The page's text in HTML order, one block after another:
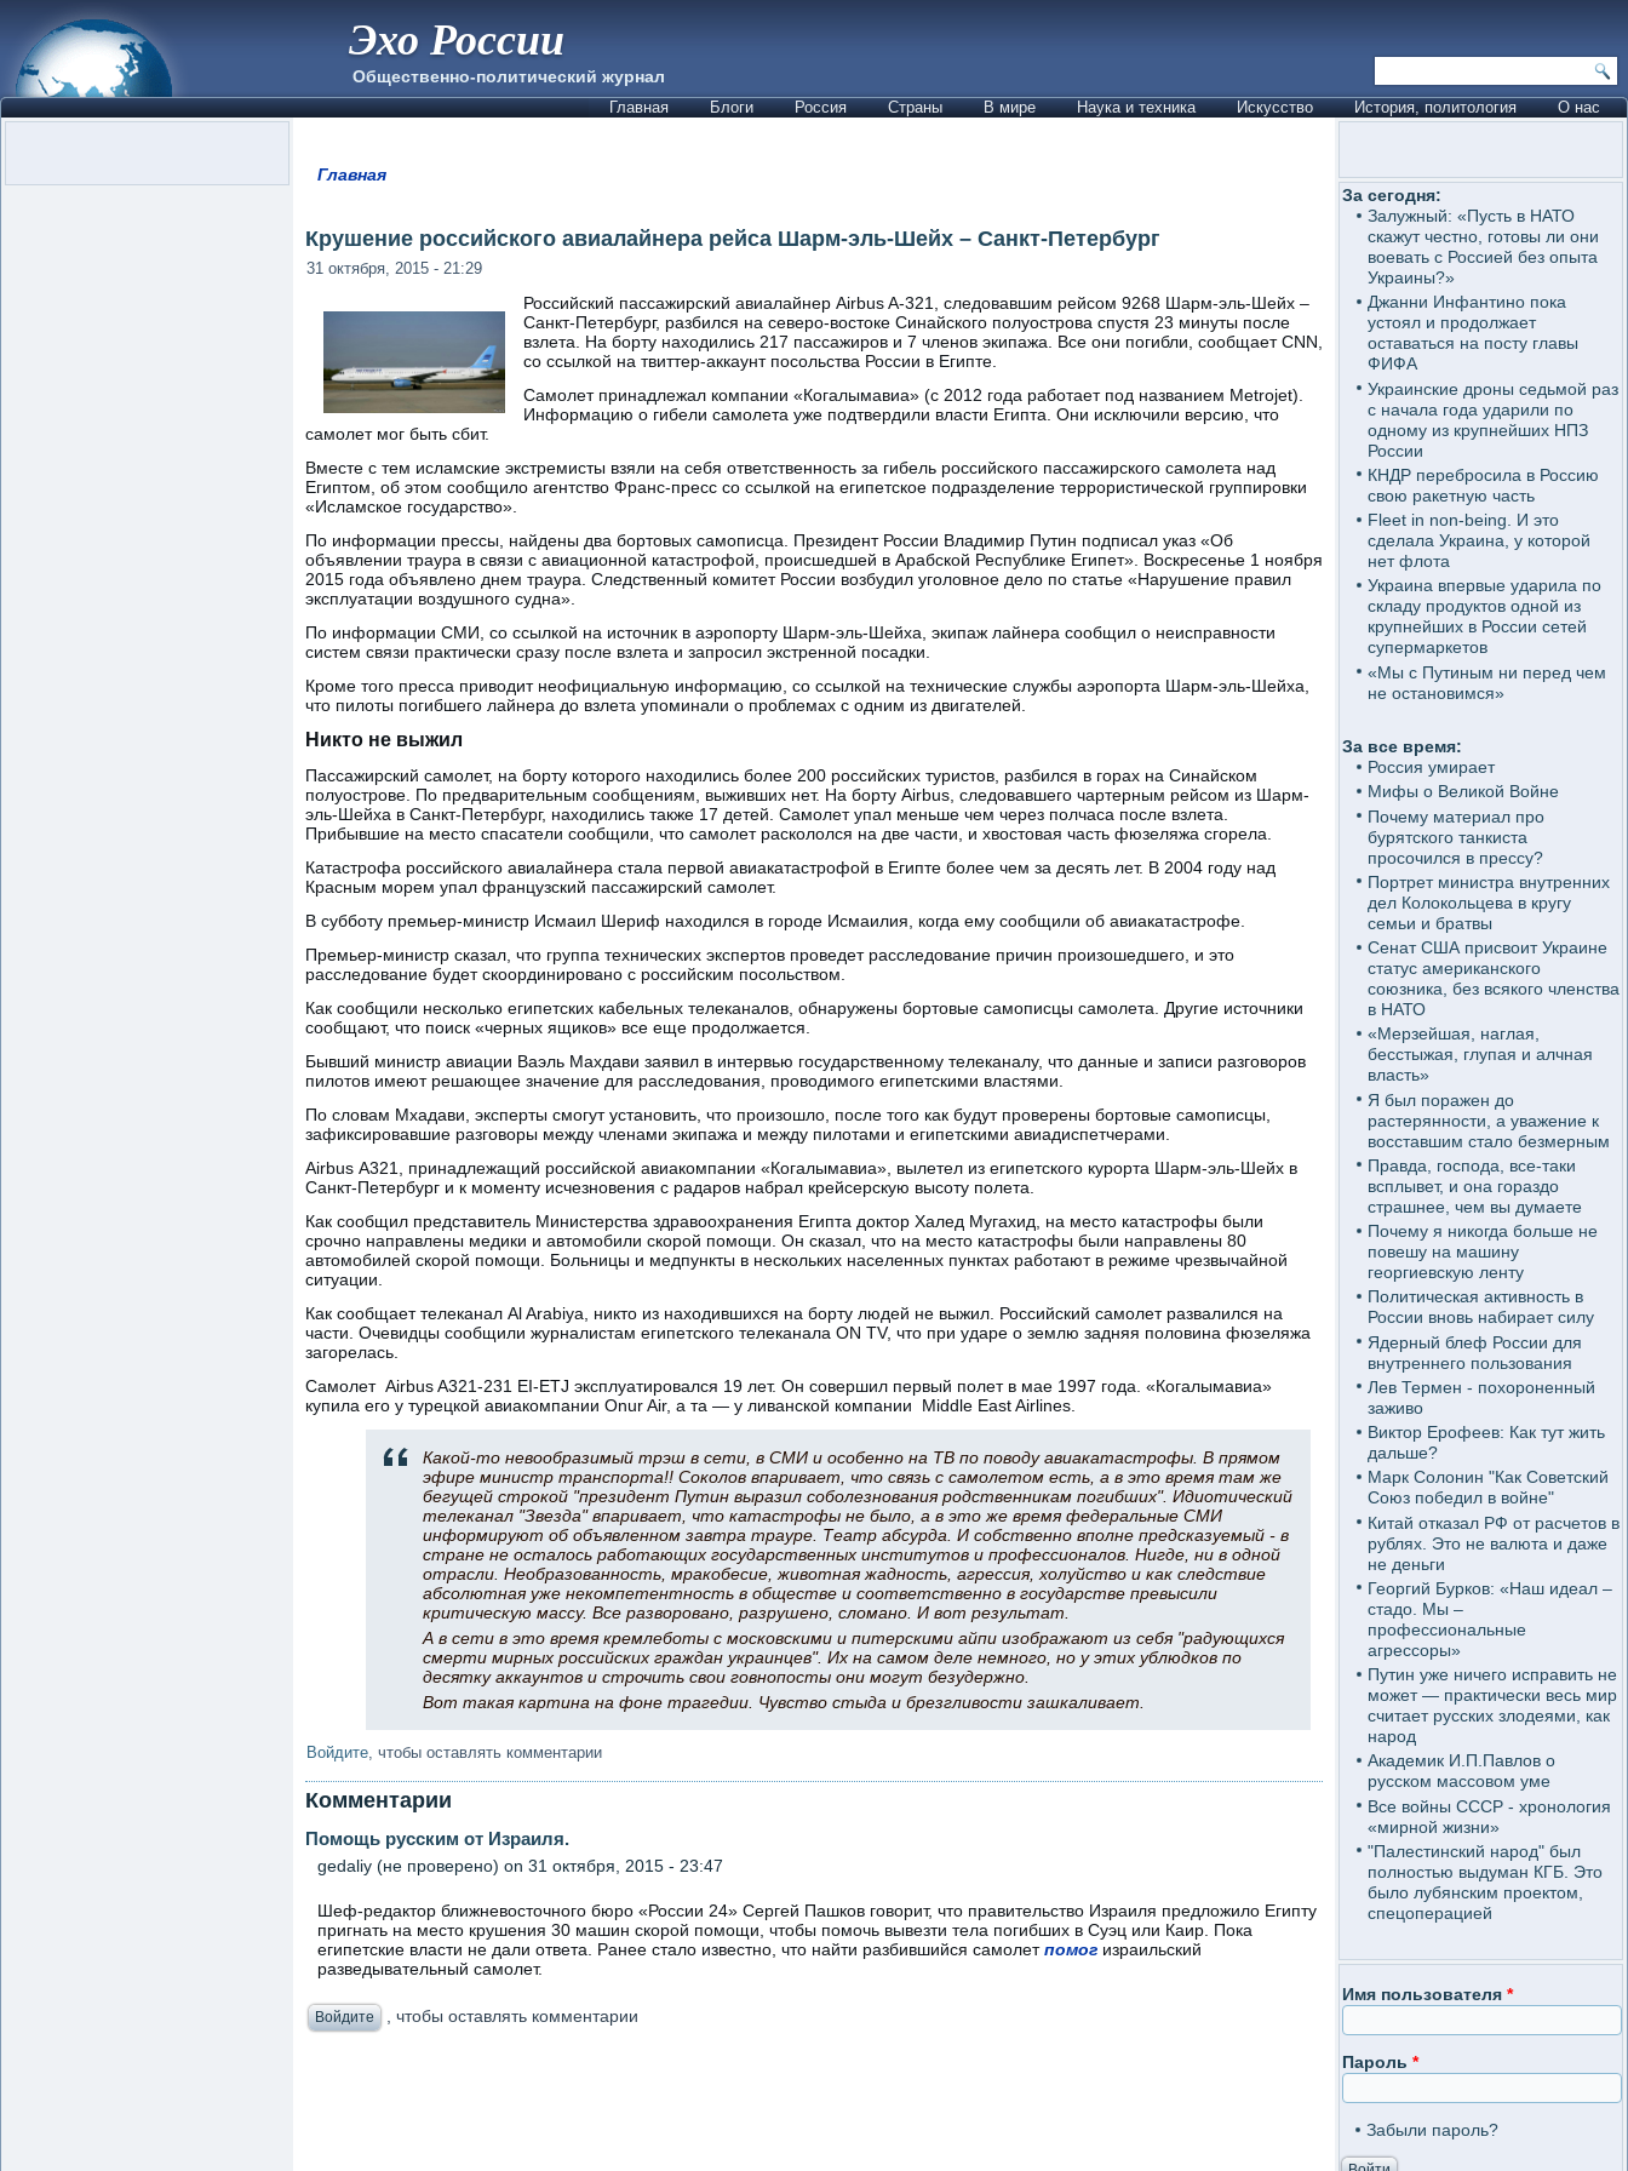
Эхо России
Общественно-политический журнал
Главная Блоги Россия Страны В мире Наука и техника Искусство История, политология О нас
Главная
Крушение российского авиалайнера рейса Шарм-эль-Шейх – Санкт-Петербург
31 октября, 2015 - 21:29
Российский пассажирский авиалайнер Airbus A-321, следовавшим рейсом 9268 Шарм-эль-Шейх –
Санкт-Петербург, разбился на северо-востоке Синайского полуострова спустя 23 минуты после
взлета. На борту находились 217 пассажиров и 7 членов экипажа. Все они погибли, сообщает CNN,
со ссылкой на твиттер-аккаунт посольства России в Египте.
Самолет принадлежал компании «Когалымавиа» (с 2012 года работает под названием Metrojet).
Информацию о гибели самолета уже подтвердили власти Египта. Они исключили версию, что
самолет мог быть сбит.
Вместе с тем исламские экстремисты взяли на себя ответственность за гибель российского пассажирского самолета над
Египтом, об этом сообщило агентство Франс-пресс со ссылкой на египетское подразделение террористической группировки
«Исламское государство».
По информации прессы, найдены два бортовых самописца. Президент России Владимир Путин подписал указ «Об
объявлении траура в связи с авиационной катастрофой, происшедшей в Арабской Республике Египет». Воскресенье 1 ноября
2015 года объявлено днем траура. Следственный комитет России возбудил уголовное дело по статье «Нарушение правил
эксплуатации воздушного судна».
По информации СМИ, со ссылкой на источник в аэропорту Шарм-эль-Шейха, экипаж лайнера сообщил о неисправности
систем связи практически сразу после взлета и запросил экстренной посадки.
Кроме того пресса приводит неофициальную информацию, со ссылкой на технические службы аэропорта Шарм-эль-Шейха,
что пилоты погибшего лайнера до взлета упоминали о проблемах с одним из двигателей.
Никто не выжил
Пассажирский самолет, на борту которого находились более 200 российских туристов, разбился в горах на Синайском
полуострове. По предварительным сообщениям, выживших нет. На борту Airbus, следовавшего чартерным рейсом из Шарм-
эль-Шейха в Санкт-Петербург, находились также 17 детей. Самолет упал меньше чем через полчаса после взлета.
Прибывшие на место спасатели сообщили, что самолет раскололся на две части, и хвостовая часть фюзеляжа сгорела.
Катастрофа российского авиалайнера стала первой авиакатастрофой в Египте более чем за десять лет. В 2004 году над
Красным морем упал французский пассажирский самолет.
В субботу премьер-министр Исмаил Шериф находился в городе Исмаилия, когда ему сообщили об авиакатастрофе.
Премьер-министр сказал, что группа технических экспертов проведет расследование причин произошедшего, и это
расследование будет скоординировано с российским посольством.
Как сообщили несколько египетских кабельных телеканалов, обнаружены бортовые самописцы самолета. Другие источники
сообщают, что поиск «черных ящиков» все еще продолжается.
Бывший министр авиации Ваэль Махдави заявил в интервью государственному телеканалу, что данные и записи разговоров
пилотов имеют решающее значение для расследования, проводимого египетскими властями.
По словам Мхадави, эксперты смогут установить, что произошло, после того как будут проверены бортовые самописцы,
зафиксировавшие разговоры между членами экипажа и между пилотами и египетскими авиадиспетчерами.
Airbus А321, принадлежащий российской авиакомпании «Когалымавиа», вылетел из египетского курорта Шарм-эль-Шейх в
Санкт-Петербург и к моменту исчезновения с радаров набрал крейсерскую высоту полета.
Как сообщил представитель Министерства здравоохранения Египта доктор Халед Мугахид, на место катастрофы были
срочно направлены медики и автомобили скорой помощи. Он сказал, что на место катастрофы были направлены 80
автомобилей скорой помощи. Больницы и медпункты в нескольких населенных пунктах работают в режиме чрезвычайной
ситуации.
Как сообщает телеканал Al Arabiya, никто из находившихся на борту людей не выжил. Российский самолет развалился на
части. Очевидцы сообщили журналистам египетского телеканала ON TV, что при ударе о землю задняя половина фюзеляжа
загорелась.
Самолет Airbus A321-231 EI-ETJ эксплуатировался 19 лет. Он совершил первый полет в мае 1997 года. «Когалымавиа»
купила его у турецкой авиакомпании Onur Air, а та — у ливанской компании Middle East Airlines.
Какой-то невообразимый трэш в сети, в СМИ и особенно на ТВ по поводу авиакатастрофы. В прямом
эфире министр транспорта!! Соколов впаривает, что связь с самолетом есть, а в это время там же
бегущей строкой "президент Путин выразил соболезнования родственникам погибших". Идиотический
телеканал "Звезда" впаривает, что катастрофы не было, а в это же время федеральные СМИ
информируют об объявленном завтра трауре. Театр абсурда. И собственно вполне предсказуемый - в
стране не осталось работающих государственных институтов и профессионалов. Нигде, ни в одной
отрасли. Необразованность, мракобесие, животная жадность, агрессия, холуйство и как следствие
абсолютная уже некомпетентность в обществе и соответственно в государстве превысили
критическую массу. Все разворовано, разрушено, сломано. И вот результат.
А в сети в это время кремлеботы с московскими и питерскими айпи изображают из себя "радующихся
смерти мирных российских граждан украинцев". Их на самом деле немного, но у этих ублюдков по
десятку аккаунтов и строчить свои говнопосты они могут безудержно.
Вот такая картина на фоне трагедии. Чувство стыда и брезгливости зашкаливает.
Войдите , чтобы оставлять комментарии
Комментарии
Помощь русским от Израиля.
gedaliy (не проверено) on 31 октября, 2015 - 23:47
Шеф-редактор ближневосточного бюро «России 24» Сергей Пашков говорит, что правительство Израиля предложило Египту
пригнать на место крушения 30 машин скорой помощи, чтобы помочь вывезти тела погибших в Суэц или Каир. Пока
египетские власти не дали ответа. Ранее стало известно, что найти разбившийся самолетпомог израильский
разведывательный самолет.
Войдите , чтобы оставлять комментарии
За сегодня:
Залужный: «Пусть в НАТО
скажут честно, готовы ли они
воевать с Россией без опыта
Украины?»
Джанни Инфантино пока
устоял и продолжает
оставаться на посту главы
ФИФА
Украинские дроны седьмой раз
с начала года ударили по
одному из крупнейших НПЗ
России
КНДР перебросила в Россию
свою ракетную часть
Fleet in non-being. И это
сделала Украина, у которой
нет флота
Украина впервые ударила по
складу продуктов одной из
крупнейших в России сетей
супермаркетов
«Мы с Путиным ни перед чем
не остановимся»
За все время:
Россия умирает
Мифы о Великой Войне
Почему материал про
бурятского танкиста
просочился в прессу?
Портрет министра внутренних
дел Колокольцева в кругу
семьи и братвы
Сенат США присвоит Украине
статус американского
союзника, без всякого членства
в НАТО
«Мерзейшая, наглая,
бесстыжая, глупая и алчная
власть»
Я был поражен до
растерянности, а уважение к
восставшим стало безмерным
Правда, господа, все-таки
всплывет, и она гораздо
страшнее, чем вы думаете
Почему я никогда больше не
повешу на машину
георгиевскую ленту
Политическая активность в
России вновь набирает силу
Ядерный блеф России для
внутреннего пользования
Лев Термен - похороненный
заживо
Виктор Ерофеев: Как тут жить
дальше?
Марк Солонин "Как Советский
Союз победил в войне"
Китай отказал РФ от расчетов в
рублях. Это не валюта и даже
не деньги
Георгий Бурков: «Наш идеал –
стадо. Мы –
профессиональные
агрессоры»
Путин уже ничего исправить не
может — практически весь мир
считает русских злодеями, как
народ
Академик И.П.Павлов о
русском массовом уме
Все войны СССР - хронология
«мирной жизни»
"Палестинский народ" был
полностью выдуман КГБ. Это
было лубянским проектом,
спецоперацией
Имя пользователя *
Пароль *
Забыли пароль?